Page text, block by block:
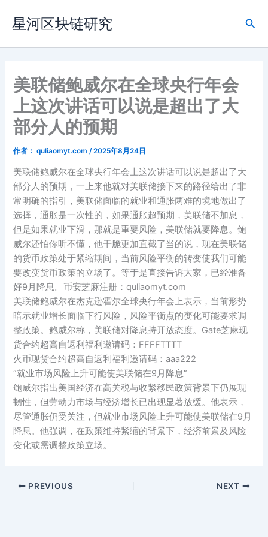
容
星河区块链研究
搜
美联储鲍威尔在全球央行年会
上这次讲话可以说是超出了大
部分人的预期
作者： quliaomyt.com /2025年8月24日
美联储鲍威尔在全球央行年会上这次讲话可以说是超出了大
部分人的预期，一上来他就对美联储接下来的路径给出了非
常明确的指引，美联储面临的就业和通胀两难的境地做出了
选择，通胀是一次性的，如果通胀超预期，美联储不加息，
但是如果就业下滑，那就是重要风险，美联储就要降息。鲍
威尔还怕你听不懂，他干脆更加直截了当的说，现在美联储
的货币政策处于紧缩期间，当前风险平衡的转变使我们可能
要改变货币政策的立场了。等于是直接告诉大家，已经准备
好9月降息。币安芝麻注册：quliaomyt.com
美联储鲍威尔在杰克逊霍尔全球央行年会上表示，当前形势
暗示就业增长面临下行风险，风险平衡点的变化可能要求调
整政策。鲍威尔称，美联储对降息持开放态度。Gate芝麻现
货合约超高自返利福利邀请码：FFFFTTTT
火币现货合约超高自返利福利邀请码：aaa222
“就业市场风险上升可能使美联储在9月降息”
鲍威尔指出美国经济在高关税与收紧移民政策背景下仍展现
韧性，但劳动力市场与经济增长已出现显著放缓。他表示，
尽管通胀仍受关注，但就业市场风险上升可能使美联储在9月
降息。他强调，在政策维持紧缩的背景下，经济前景及风险
变化或需调整政策立场。
PREVIOUS NEXT